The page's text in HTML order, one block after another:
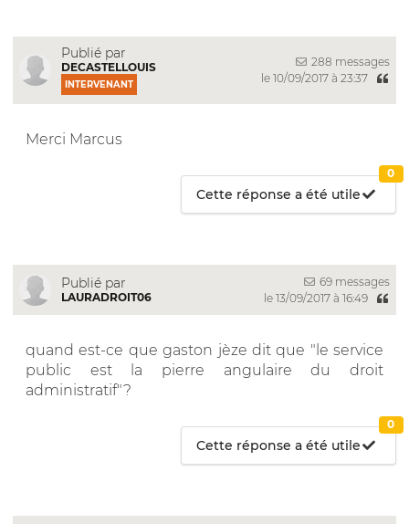
Publié par
DECASTELLOUIS
INTERVENANT
288 messages
le 10/09/2017 à 23:37
Merci Marcus
Cette réponse a été utile
0
Publié par
LAURADROIT06
69 messages
le 13/09/2017 à 16:49
quand est-ce que gaston jèze dit que "le service
public est la pierre angulaire du droit
administratif"?
Cette réponse a été utile
0